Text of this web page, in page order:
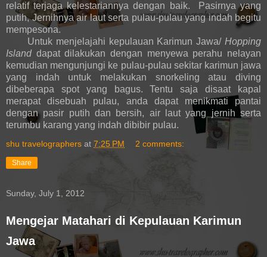
relatif terjaga kelestariannya dengan baik. Pasirnya yang
putih, Jernihnya air laut serta pulau-pulau yang indah begitu
mempesona.
Untuk menjelajahi kepulauan Karimun Jawa/ Hopping
Islanddapat dilakukan dengan menyewa perahu nelayan
kemudian mengunjungi ke pulau-pulau sekitar karimun jawa
yang indah untuk melakukan snorkeling atau diving
dibeberapa spot yang bagus. Tentu saja disaat kapal
merapat disebuah pulau, anda dapat menikmati pantai
dengan pasir putih dan bersih, air laut yang jernih serta
terumbu karang yang indah dibibir pulau.
shu travelographers at 7:25 PM 2 comments:
Share
Sunday, July 1, 2012
Mengejar Matahari di Kepulauan Karimun
Jawa